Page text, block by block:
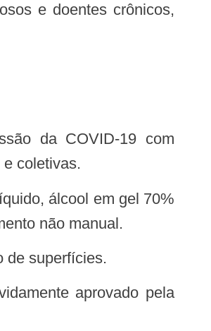
e doentes crônicos,
coletivas.
não manual.
de superfícies.